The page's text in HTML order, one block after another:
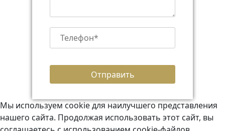
Мы используем cookie для наилучшего представления
нашего сайта. Продолжая использовать этот сайт, вы